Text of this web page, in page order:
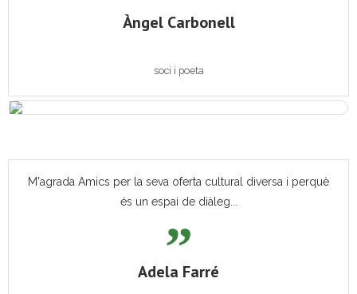
Àngel Carbonell
soci i poeta
M'agrada Amics per la seva oferta cultural diversa i perquè
és un espai de diàleg...
Adela Farré